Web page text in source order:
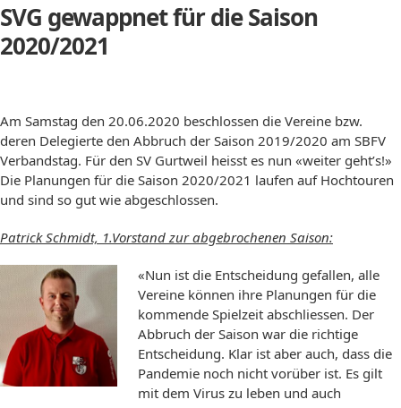
SVG gewappnet für die Saison
2020/2021
Am Samstag den 20.06.2020 beschlossen die Vereine bzw.
deren Delegierte den Abbruch der Saison 2019/2020 am SBFV
Verbandstag. Für den SV Gurtweil heisst es nun «weiter geht’s!»
Die Planungen für die Saison 2020/2021 laufen auf Hochtouren
und sind so gut wie abgeschlossen.
Patrick Schmidt, 1.Vorstand zur abgebrochenen Saison:
«Nun ist die Entscheidung gefallen, alle
Vereine können ihre Planungen für die
kommende Spielzeit abschliessen. Der
Abbruch der Saison war die richtige
Entscheidung. Klar ist aber auch, dass die
Pandemie noch nicht vorüber ist. Es gilt
mit dem Virus zu leben und auch